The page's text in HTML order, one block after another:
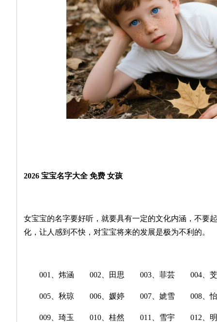
2026 宝宝名字大全 免费 女孩
女宝宝的名字要好听，就要具有一定的文化内涵，不要
化，让人感到不快，对宝宝将来的发展是极为不利的。
001、炜涵 002、田思 003、菲芸 004、芠
005、秋琼 006、媛婷 007、婋雪 008、怡
009、琦玉 010、桂然 011、雪宇 012、明